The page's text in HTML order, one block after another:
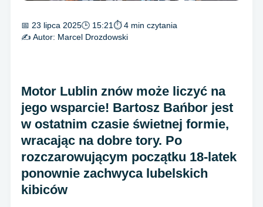
📅 23 lipca 2025🕒 15:21 ⏱ 4 min czytania
✍️ Autor: Marcel Drozdowski
Motor Lublin znów może liczyć na
jego wsparcie! Bartosz Bańbor jest
w ostatnim czasie świetnej formie,
wracając na dobre tory. Po
rozczarowującym początku 18-latek
ponownie zachwyca lubelskich
kibiców